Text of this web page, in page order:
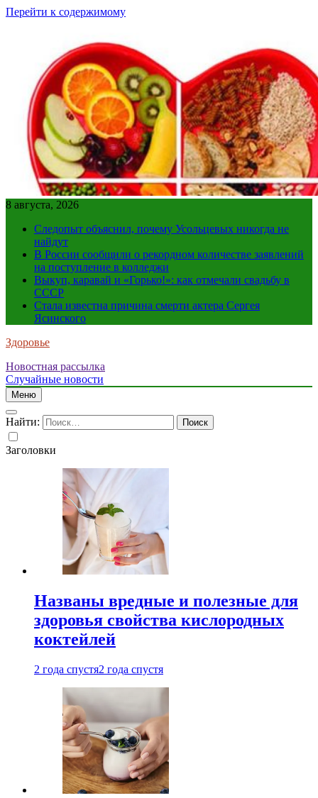
Перейти к содержимому
8 августа, 2026
Следопыт объяснил, почему Усольцевых никогда не
найдут
В России сообщили о рекордном количестве заявлений
на поступление в колледжи
Выкуп, каравай и «Горько!»: как отмечали свадьбу в
СССР
Стала известна причина смерти актера Сергея
Ясинского
Здоровье
Новостная рассылка
Случайные новости
Меню
Найти:
Заголовки
Названы вредные и полезные для
здоровья свойства кислородных
коктейлей
2 года спустя2 года спустя